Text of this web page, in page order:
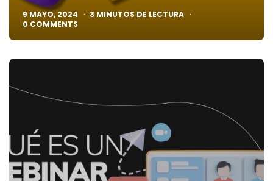
9 MAYO, 2024 3 MINUTOS DE LECTURA
0 COMMENTS